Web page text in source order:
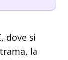
dove si
la